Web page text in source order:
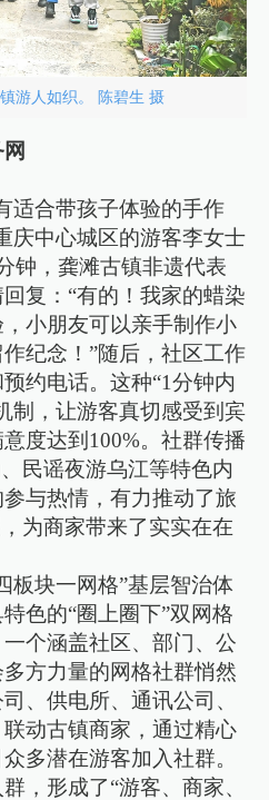
游人如织。 陈碧生 摄
适合带孩子体验的手作
庆中心城区的游客李女士
钟，龚滩古镇非遗代表
复：“有的！我家的蜡染
小朋友可以亲手制作小
纪念！”随后，社区工作
约电话。这种“1分钟内
制，让游客真切感受到宾
度达到100%。社群传播
民谣夜游乌江等特色内
与热情，有力推动了旅
为商家带来了实实在在
板块一网格”基层智治体
色的“圈上圈下”双网格
个涵盖社区、部门、公
方力量的网格社群悄然
、供电所、通讯公司、
动古镇商家，通过精心
多潜在游客加入社群。
，形成了“游客、商家、